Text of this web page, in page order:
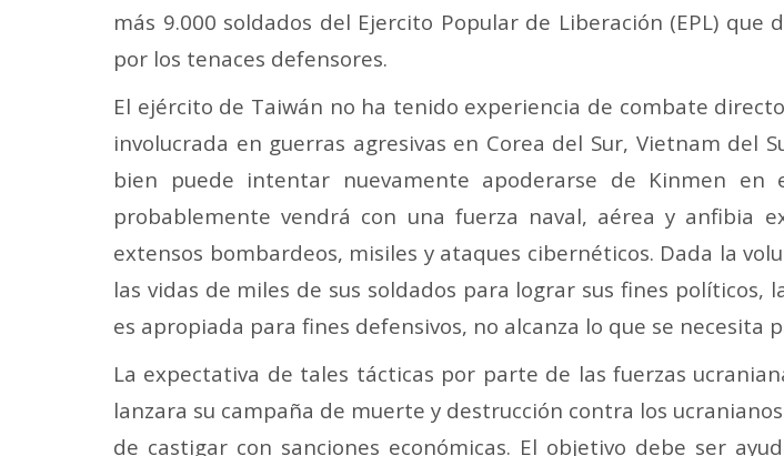
más 9.000 soldados del Ejercito Popular de Liberación (EPL)
por los tenaces defensores.
El ejército de Taiwán no ha tenido experiencia de combate
involucrada en guerras agresivas en Corea del Sur, Vietnam del
bien puede intentar nuevamente apoderarse de Kinmen
probablemente vendrá con una fuerza naval, aérea y anfibia
extensos bombardeos, misiles y ataques cibernéticos. Dada la
las vidas de miles de sus soldados para lograr sus fines
es apropiada para fines defensivos, no alcanza lo que se
La expectativa de tales tácticas por parte de las fuerzas
lanzara su campaña de muerte y destrucción contra los
de castigar con sanciones económicas. El objetivo debe ser